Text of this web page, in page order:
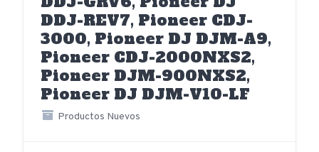
DDJ-REV7, Pioneer CDJ-
3000, Pioneer DJ DJM-A9,
Pioneer CDJ-2000NXS2,
Pioneer DJM-900NXS2,
Pioneer DJ DJM-V10-LF
Productos Nuevos